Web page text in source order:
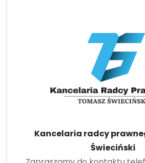
Kancelaria radcy
Świeciński